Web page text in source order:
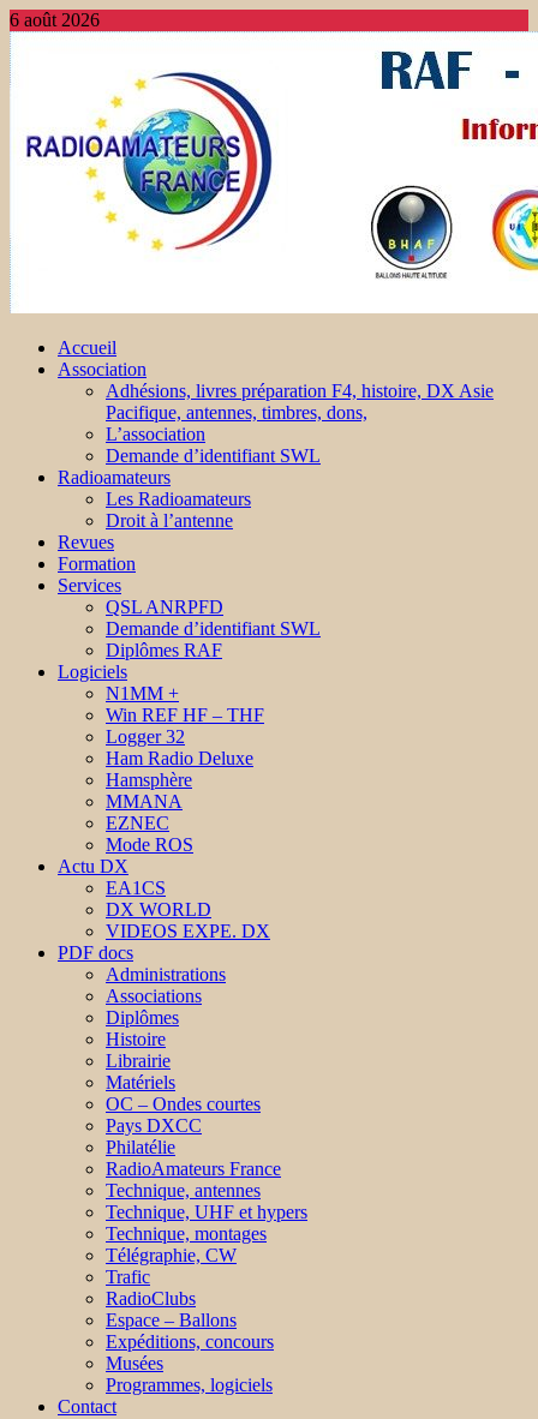
6 août 2026
Accueil
Association
Adhésions, livres préparation F4, histoire, DX Asie
Pacifique, antennes, timbres, dons,
L’association
Demande d’identifiant SWL
Radioamateurs
Les Radioamateurs
Droit à l’antenne
Revues
Formation
Services
QSL ANRPFD
Demande d’identifiant SWL
Diplômes RAF
Logiciels
N1MM +
Win REF HF – THF
Logger 32
Ham Radio Deluxe
Hamsphère
MMANA
EZNEC
Mode ROS
Actu DX
EA1CS
DX WORLD
VIDEOS EXPE. DX
PDF docs
Administrations
Associations
Diplômes
Histoire
Librairie
Matériels
OC – Ondes courtes
Pays DXCC
Philatélie
RadioAmateurs France
Technique, antennes
Technique, UHF et hypers
Technique, montages
Télégraphie, CW
Trafic
RadioClubs
Espace – Ballons
Expéditions, concours
Musées
Programmes, logiciels
Contact